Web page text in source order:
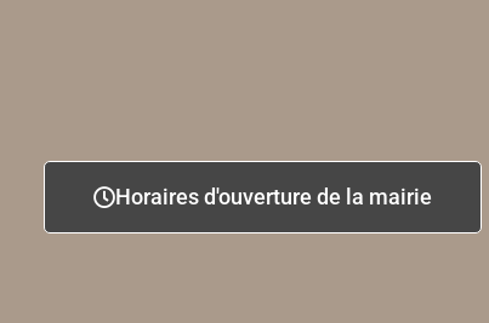
Horaires d'ouverture de la mairie